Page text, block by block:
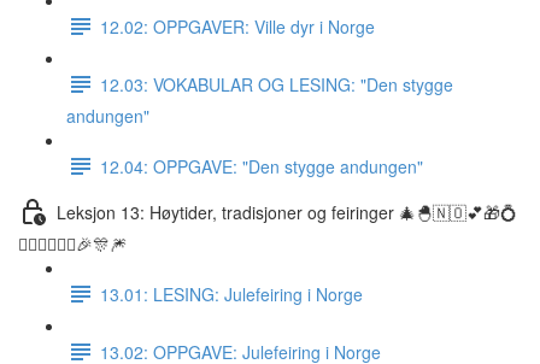
12.02: OPPGAVER: Ville dyr i Norge
12.03: VOKABULAR OG LESING: "Den stygge
andungen"
12.04: OPPGAVE: "Den stygge andungen"
Leksjon 13: Høytider, tradisjoner og feiringer 🎄🐣🇳🇴💕🎁💍
👰🏼‍♀️🤵🏽‍♂️🎉🎊🎆
13.01: LESING: Julefeiring i Norge
13.02: OPPGAVE: Julefeiring i Norge